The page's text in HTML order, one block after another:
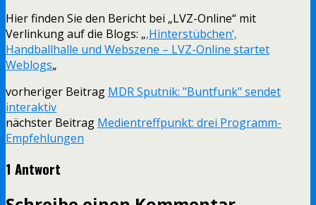
Hier finden Sie den Bericht bei „LVZ-Online“ mit
Verlinkung auf die Blogs: „‚Hinterstübchen‘,
Handballhalle und Webszene – LVZ-Online startet
Weblogs„
vorheriger Beitrag MDR Sputnik: "Buntfunk" sendet
interaktiv
nächster Beitrag Medientreffpunkt: drei Programm-
Empfehlungen
1 Antwort